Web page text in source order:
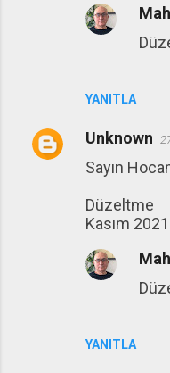
YANITLA
Unknown
Sayın
Düzeltme
Kasım
YANITLA